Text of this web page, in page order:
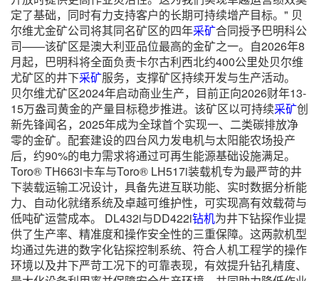
定了基础，同时有力支持客户的长期可持续增产目标。" 贝
尔维尤金矿公司将其同名矿区的四年采矿合同授予巴明科公
司——该矿区是澳大利亚品位最高的金矿之一。自2026年8
月起，巴明科将全面负责卡尔古利西北约400公里处贝尔维
尤矿区的井下采矿服务，支撑矿区持续开发与生产活动。
贝尔维尤矿区2024年启动商业生产，目前正向2026财年13-
15万盎司黄金的产量目标稳步推进。该矿区以可持续采矿创
新先锋闻名，2025年成为全球首个实现一、二类碳排放净
零的金矿。配套建设的四台风力发电机与太阳能农场投产
后，约90%的电力需求将通过可再生能源基础设施满足。
Toro® TH663i卡车与Toro® LH517i装载机专为最严苛的井
下装载运输工况设计，具备先进互联功能、实时数据分析能
力、自动化就绪系统及卓越可维护性，可实现高有效载荷与
低吨矿运营成本。 DL432i与DD422i钻机为井下钻探作业提
供了生产率、精准度和操作安全性的三重保障。这两款机型
均通过先进的数字化钻探控制系统、符合人机工程学的操作
环境以及井下严苛工况下的可靠表现，有效提升钻孔精度、